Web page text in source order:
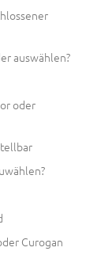
auswählen?
oder
Curogan